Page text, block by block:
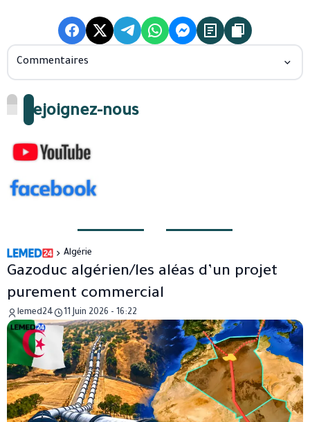
Commentaires
Rejoignez-nous
Algérie
Gazoduc algérien/les aléas d’un projet
purement commercial
lemed24 11 Juin 2026 - 16:22